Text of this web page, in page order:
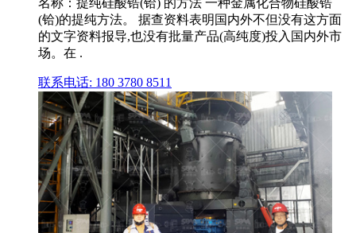
名称：提纯硅酸锆(铪) 的方法 一种金属化合物硅酸锆
(铪)的提纯方法。 据查资料表明国内外不但没有这方面
的文字资料报导,也没有批量产品(高纯度)投入国内外市
场。在 .
联系电话: 180 3780 8511